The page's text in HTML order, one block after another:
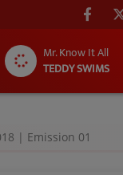
Mr. Know It All
TEDDY SWIMS
| Emission 01